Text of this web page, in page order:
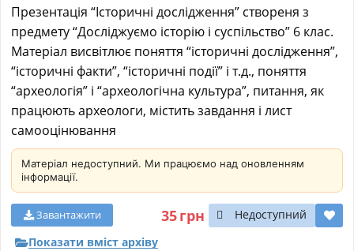
Презентація “Історичні дослідження” створеня з
предмету “Досліджуємо історію і суспільство” 6 клас.
Матеріал висвітлює поняття “історичні дослідження”,
“історичні факти”, “історичні події” і т.д., поняття
“археологія” і “археологічна культура”, питання, як
працюють археологи, містить завдання і лист
самооцінювання
Матеріал недоступний. Ми працюємо над оновленням
інформації.
35грн Недоступний
Завантажити
Показати вміст архіву